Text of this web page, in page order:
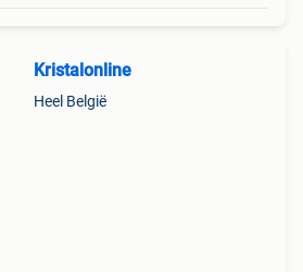
Kristalonline
Heel België